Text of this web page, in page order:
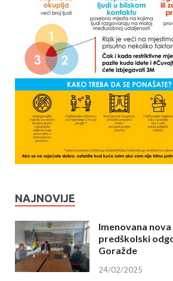
NAJNOVIJE
Imenovana
predškolski
Goražde
24/02/2025